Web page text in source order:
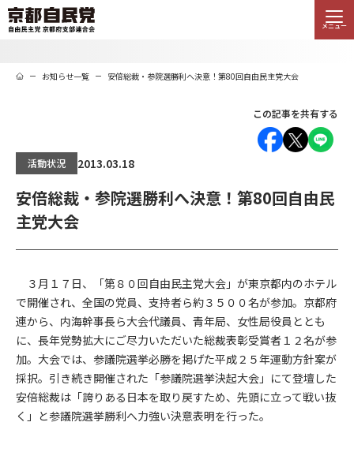
メニュー
お知らせ一覧 安倍総裁・参院選勝利へ決意！第80回自由民主党大会
活動状況 2013.03.18
この記事を共有する
安倍総裁・参院選勝利へ決意！第80回自由民
主党大会
３月１７日、「第８０回自由民主党大会」が東京都内のホテル
で開催され、全国の党員、支持者ら約３５００名が参加。京都府
連から、内海幹事長ら大会代議員、青年局、女性局役員ととも
に、長年党勢拡大にご尽力いただいた総裁表彰受賞者１２名が参
加。大会では、参議院選挙必勝を掲げた平成２５年運動方針案が
採択。引き続き開催された「参議院選挙決起大会」にて登壇した
安倍総裁は「誇りある日本を取り戻すため、先頭に立って戦い抜
く」と参議院選挙勝利へ力強い決意表明を行った。